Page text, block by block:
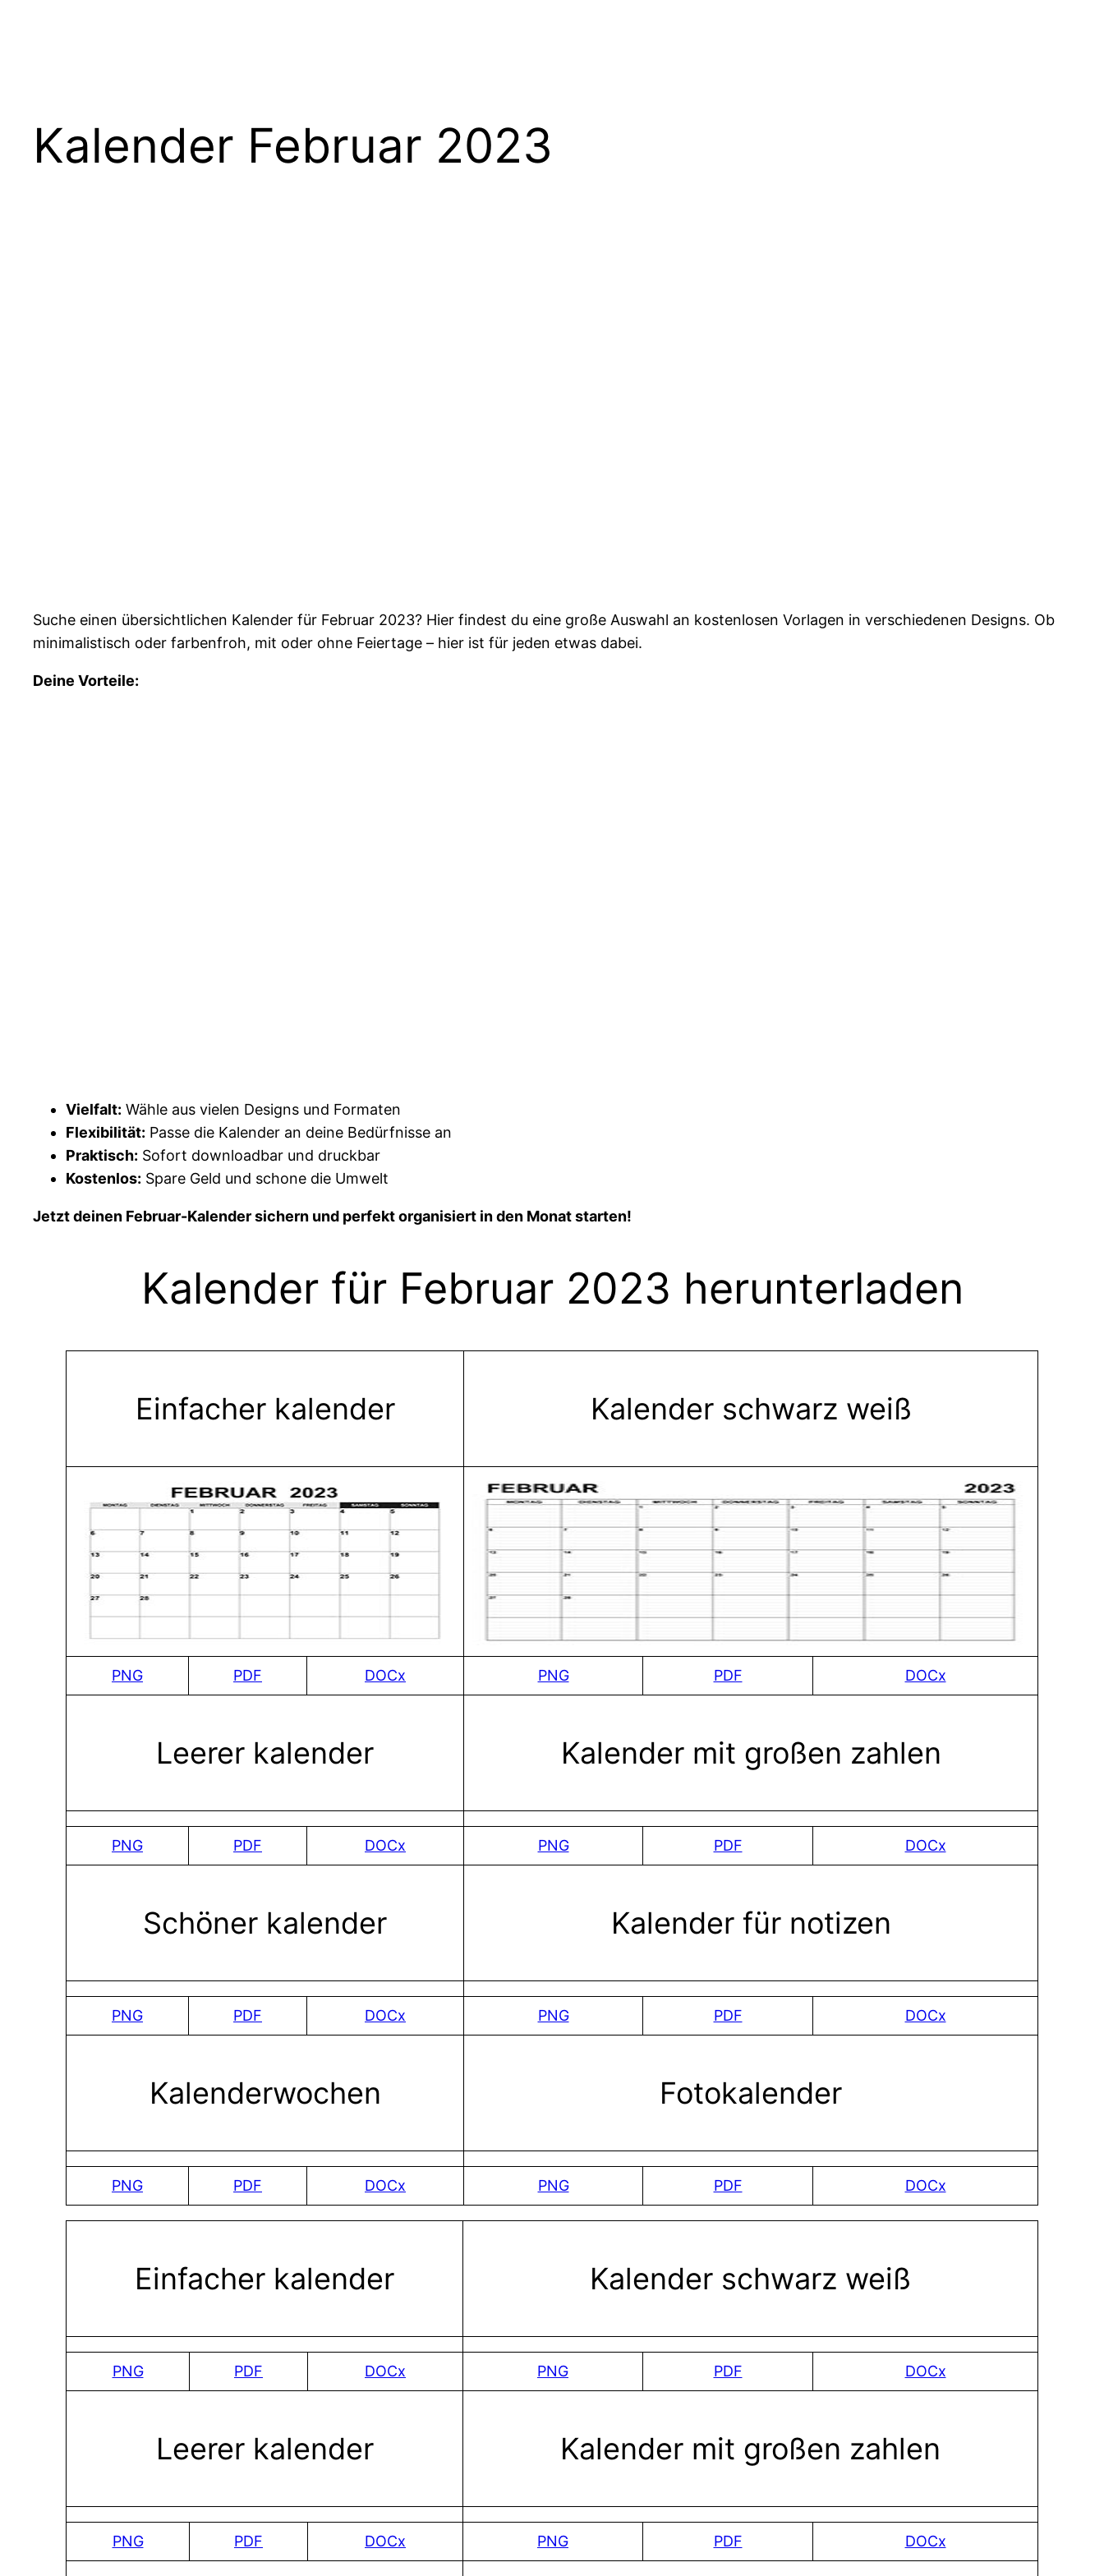
Kalender Februar 2023
Suche einen übersichtlichen Kalender für Februar 2023? Hier findest du eine große Auswahl an kostenlosen Vorlagen in verschiedenen Designs. Ob
minimalistisch oder farbenfroh, mit oder ohne Feiertage – hier ist für jeden etwas dabei.
Deine Vorteile:
Vielfalt: Wähle aus vielen Designs und Formaten
Flexibilität: Passe die Kalender an deine Bedürfnisse an
Praktisch: Sofort downloadbar und druckbar
Kostenlos: Spare Geld und schone die Umwelt
Jetzt deinen Februar-Kalender sichern und perfekt organisiert in den Monat starten!
Kalender für Februar 2023 herunterladen
Einfacher kalender Kalender schwarz weiß
PNG PDF DOCx PNG PDF DOCx
Leerer kalender Kalender mit großen zahlen
PNG PDF DOCx PNG PDF DOCx
Schöner kalender Kalender für notizen
PNG PDF DOCx PNG PDF DOCx
Kalenderwochen Fotokalender
PNG PDF DOCx PNG PDF DOCx
Einfacher kalender Kalender schwarz weiß
PNG PDF DOCx PNG PDF DOCx
Leerer kalender Kalender mit großen zahlen
PNG PDF DOCx PNG PDF DOCx